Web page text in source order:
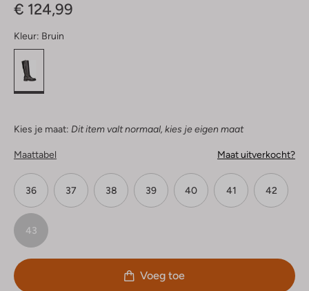
€ 124,99
Kleur: Bruin
Kies je maat: Dit item valt normaal, kies je eigen maat
Maattabel Maat uitverkocht?
36 37 38 39 40 41 42
43
Voeg toe